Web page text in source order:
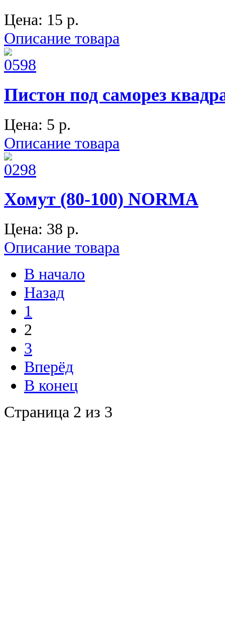
Цена: 15 p.
Описание товара
Пистон под саморез
Цена: 5 p.
Описание товара
Хомут (80-100) NORMA
Цена: 38 p.
Описание товара
В начало
Назад
1
2
3
Вперёд
В конец
Страница 2 из 3